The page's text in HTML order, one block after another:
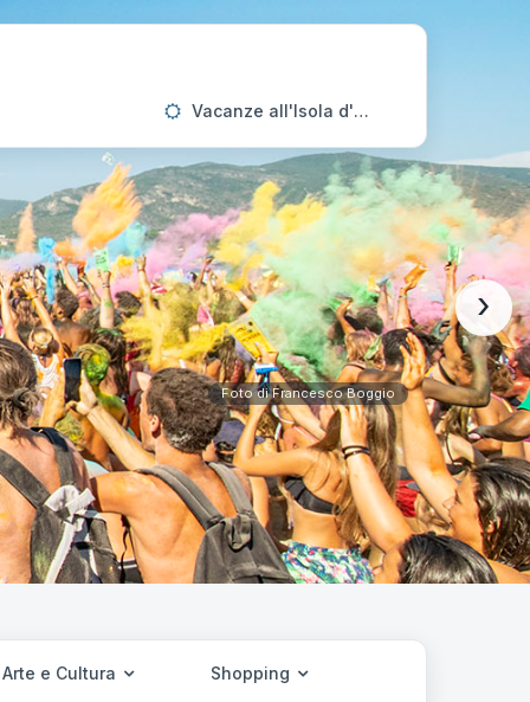
Vacanze all'Isola d'Elba
Foto di Francesco Boggio
›
Arte e Cultura Shopping